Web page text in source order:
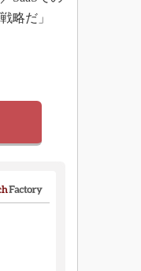
略だ」